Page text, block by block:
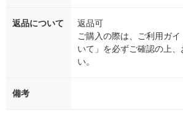
返品について
返品可
ご購入の際は、ご利用ガ
いて」を必ずご確認の上、
い。
備考